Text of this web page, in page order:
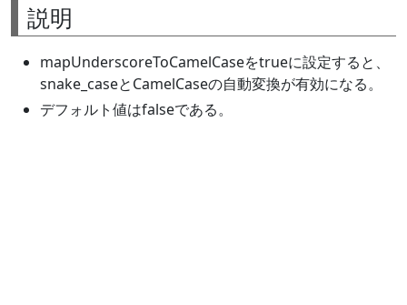
説明
mapUnderscoreToCamelCaseをtrueに設定すると、
snake_caseとCamelCaseの自動変換が有効になる。
デフォルト値はfalseである。